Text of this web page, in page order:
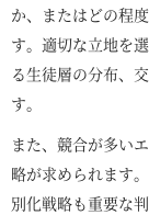
か、またはどの程
す。適切な立地を
る生徒層の分布、
す。
また、競合が多い
略が求められます
別化戦略も重要な